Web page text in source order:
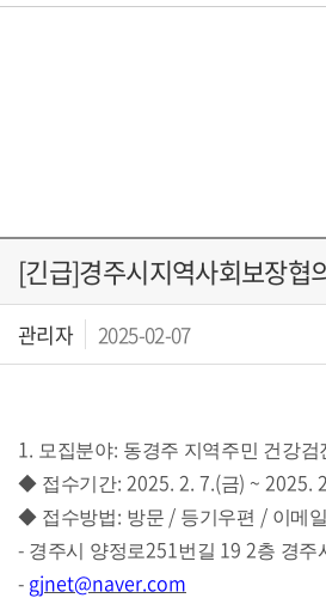
[긴급]경주시지역사회보장협
관리자 2025-02-07
1. 모집분야: 동경주 지역주민 건강
◆ 접수기간: 2025. 2. 7.(금) ~ 2025.
◆ 접수방법: 방문 / 등기우편 / 이메
- 경주시 양정로251번길 19 2층 경주
- gjnet@naver.com